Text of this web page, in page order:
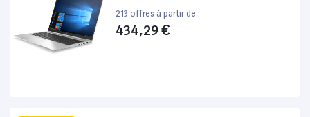
213 offres à partir de :
434,29 €